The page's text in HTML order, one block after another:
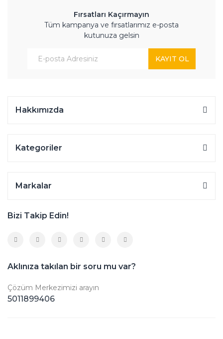
Fırsatları Kaçırmayın
Tüm kampanya ve fırsatlarımız e-posta
kutunuza gelsin
KAYIT OL
Hakkımızda
Kategoriler
Markalar
Bizi Takip Edin!
Aklınıza takılan bir soru mu var?
Çözüm Merkezimizi arayın
5011899406